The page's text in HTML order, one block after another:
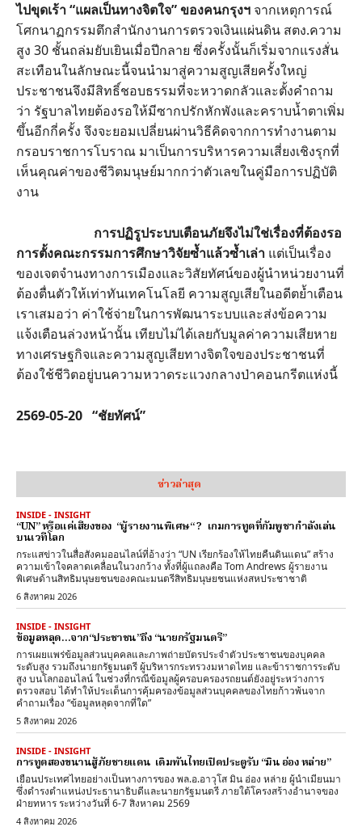
ไปขุดเร้า “แผลเป็นทางจิตใจ” ของคนกรุงฯ จากเหตุการณ์
โศกนาฏกรรมตึกสำนักงานการตรวจเงินแผ่นดิน สตง.ความ
สูง 30 ชั้นถล่มยับเยินเมื่อปีกลาย ซึ่งครั้งนั้นก็เริ่มจากแรงสั่น
สะเทือนในลักษณะนี้จนนำมาสู่ความสูญเสียครั้งใหญ่
ประชาชนจึงมีสิทธิ์ชอบธรรมที่จะหวาดกลัวและตั้งคำถาม
ว่า รัฐบาลไทยต้องรอให้มีซากปรักหักพังและคราบน้ำตาเพิ่ม
ขึ้นอีกกี่ครั้ง จึงจะยอมเปลี่ยนผ่านวิธีคิดจากการทำงานตาม
กรอบราชการโบราณ มาเป็นการบริหารความเสี่ยงเชิงรุกที่
เห็นคุณค่าของชีวิตมนุษย์มากกว่าตัวเลขในคู่มือการปฏิบัติ
งาน
การปฏิรูประบบเตือนภัยจึงไม่ใช่เรื่องที่ต้องรอ
การตั้งคณะกรรมการศึกษาวิจัยซ้ำแล้วซ้ำเล่า แต่เป็นเรื่อง
ของเจตจำนงทางการเมืองและวิสัยทัศน์ของผู้นำหน่วยงานที่
ต้องตื่นตัวให้เท่าทันเทคโนโลยี ความสูญเสียในอดีตย้ำเตือน
เราเสมอว่า ค่าใช้จ่ายในการพัฒนาระบบและส่งข้อความ
แจ้งเตือนล่วงหน้านั้น เทียบไม่ได้เลยกับมูลค่าความเสียหาย
ทางเศรษฐกิจและความสูญเสียทางจิตใจของประชาชนที่
ต้องใช้ชีวิตอยู่บนความหวาดระแวงกลางป่าคอนกรีตแห่งนี้
2569-05-20 “ชัยทัศน์”
ข่าวล่าสุด
INSIDE - INSIGHT
“UN” หรือแค่เสียงของ “ผู้รายงานพิเศษ“ ? เกมการทูตที่กัมพูชากำลังเล่น
บนเวทีโลก
กระแสข่าวในสื่อสังคมออนไลน์ที่อ้างว่า “UN เรียกร้องให้ไทยคืนดินแดน” สร้าง
ความเข้าใจคลาดเคลื่อนในวงกว้าง ทั้งที่ผู้แถลงคือ Tom Andrews ผู้รายงาน
พิเศษด้านสิทธิมนุษยชนของคณะมนตรีสิทธิมนุษยชนแห่งสหประชาชาติ
6 สิงหาคม 2026
INSIDE - INSIGHT
ข้อมูลหลุด…จาก“ประชาชน”ถึง “นายกรัฐมนตรี”
การเผยแพร่ข้อมูลส่วนบุคคลและภาพถ่ายบัตรประจำตัวประชาชนของบุคคล
ระดับสูง รวมถึงนายกรัฐมนตรี ผู้บริหารกระทรวงมหาดไทย และข้าราชการระดับ
สูง บนโลกออนไลน์ ในช่วงที่กรณีข้อมูลผู้ครอบครองรถยนต์ยังอยู่ระหว่างการ
ตรวจสอบ ได้ทำให้ประเด็นการคุ้มครองข้อมูลส่วนบุคคลของไทยก้าวพ้นจาก
คำถามเรื่อง “ข้อมูลหลุดจากที่ใด”
5 สิงหาคม 2026
INSIDE - INSIGHT
การทูตสองขนานสู้ภัยชายแดน เดิมพันไทยเปิดประตูรับ “มิน อ่อง หล่าย”
เยือนประเทศไทยอย่างเป็นทางการของ พล.อ.อาวุโส มิน อ่อง หล่าย ผู้นำเมียนมา
ซึ่งดำรงตำแหน่งประธานาธิบดีและนายกรัฐมนตรี ภายใต้โครงสร้างอำนาจของ
ฝ่ายทหาร ระหว่างวันที่ 6-7 สิงหาคม 2569
4 สิงหาคม 2026